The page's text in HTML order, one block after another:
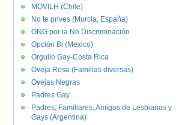
MOVILH (Chile)
No te prives (Murcia, España)
ONG por la No Discriminación
Opción Bi (Mexico)
Orgullo Gay-Costa Rica
Oveja Rosa (Familias diversas)
Ovejas Negras
Padres Gay
Padres, Familiares, Amigos de Lesbianas y
Gays (Argentina)